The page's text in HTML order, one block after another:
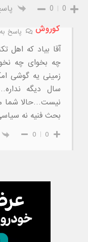
0
0
کوروش
پاسخ
آقا بیاد که اهل
چه بخوای چه
زمینی یه گوشی
سال دیگه
نیست…حالا شما
بحث فنیه نه
0
0